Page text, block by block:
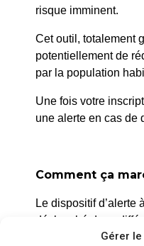
Gérer
04 42 95 70 70
Nous contacter
risque imminent.
Cet outil, totalement
potentiellement de
par la population
Une fois votre
une alerte en cas de
Comment ça
Le dispositif d’alerte
déclenché dans
risques naturels,